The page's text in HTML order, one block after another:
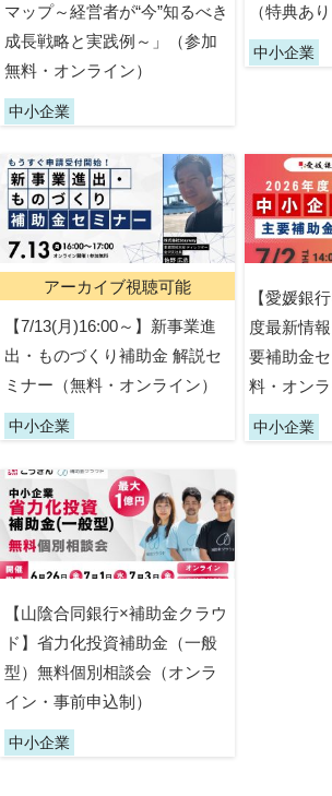
マップ～経営者が“今”知るべき
成長戦略と実践例～」（参加
無料・オンライン）
中小企業
（特典あり
中小企業
アーカイブ視聴可能
【7/13(月)16:00～】新事業進
出・ものづくり補助金 解説セ
ミナー（無料・オンライン）
中小企業
【愛媛銀
度最新情
要補助金
料・オンラ
中小企業
【山陰合同銀行×補助金クラウ
ド】省力化投資補助金（一般
型）無料個別相談会（オンラ
イン・事前申込制）
中小企業